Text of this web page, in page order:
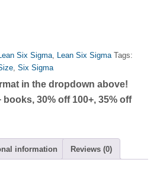
Six Sigma, Lean Six Sigma Tags:
, Six Sigma
in the dropdown above!
30% off 100+, 35% off
information Reviews (0)